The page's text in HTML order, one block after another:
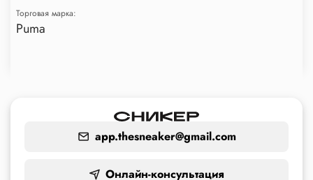
Торговая марка:
Puma
app.thesneaker@gmail.com
Онлайн-консультация